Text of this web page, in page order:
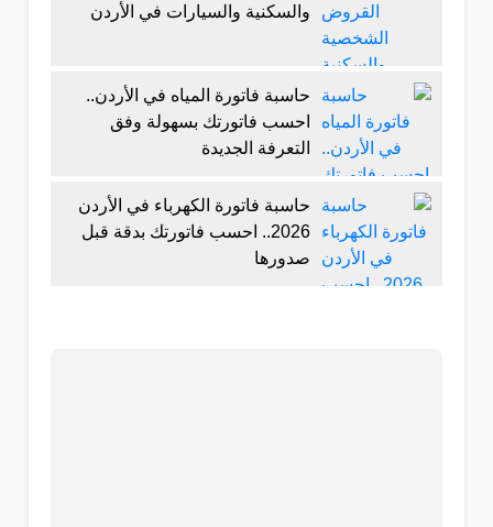
والسكنية والسيارات في الأردن
حاسبة فاتورة المياه في الأردن..
احسب فاتورتك بسهولة وفق
التعرفة الجديدة
حاسبة فاتورة الكهرباء في الأردن
2026.. احسب فاتورتك بدقة قبل
صدورها